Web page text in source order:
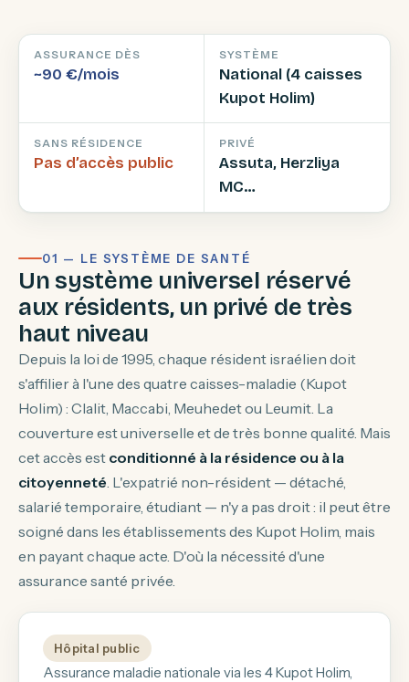
ASSURANCE DÈS
~90 €/mois
SYSTÈME
National (4 caisses
Kupot Holim)
SANS RÉSIDENCE
Pas d’accès public
PRIVÉ
Assuta, Herzliya
MC…
01 — LE SYSTÈME DE SANTÉ
Un système universel réservé
aux résidents, un privé de très
haut niveau
Depuis la loi de 1995, chaque résident israélien doit
s'affilier à l'une des quatre caisses-maladie (Kupot
Holim) : Clalit, Maccabi, Meuhedet ou Leumit. La
couverture est universelle et de très bonne qualité. Mais
cet accès est conditionné à la résidence ou à la
citoyenneté. L'expatrié non-résident — détaché,
salarié temporaire, étudiant — n'y a pas droit : il peut être
soigné dans les établissements des Kupot Holim, mais
en payant chaque acte. D'où la nécessité d'une
assurance santé privée.
Hôpital public
Assurance maladie nationale via les 4 Kupot Holim,